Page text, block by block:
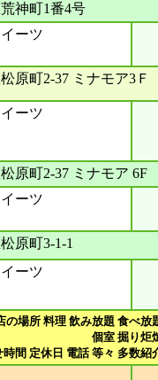
神町1番4号
ーツ
原町2-37 ミナモア3Ｆ
ーツ
原町2-37 ミナモア 6F
ーツ
原町3-1-1
ーツ
の場所 料理 飲み放題 食べ放
個室 掘り炬
間 定休日 電話 等々 多数紹